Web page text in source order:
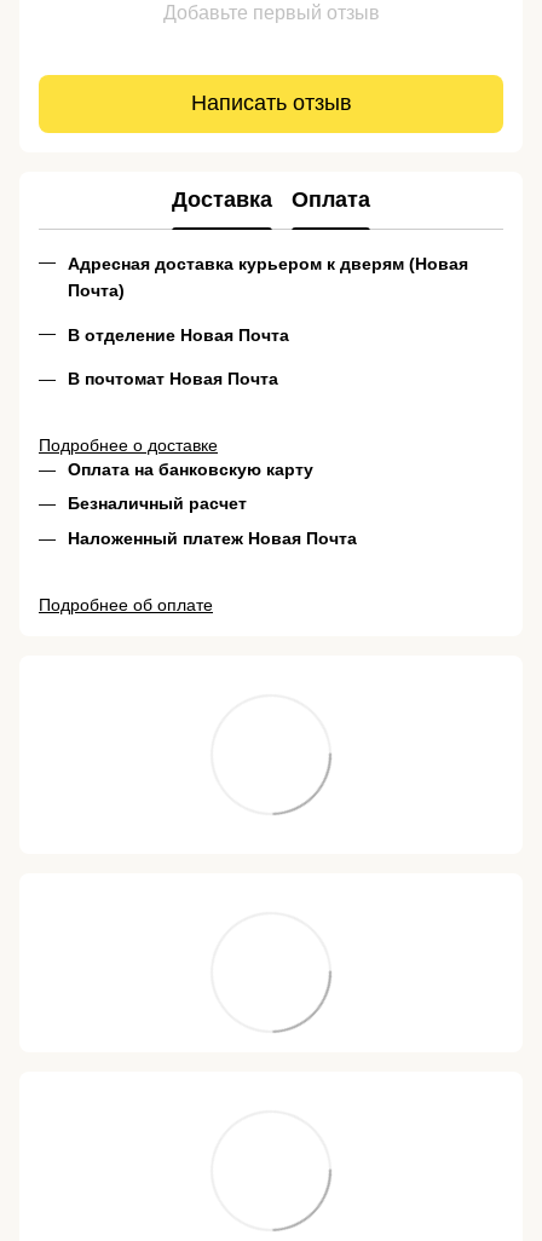
Добавьте первый отзыв
Написать отзыв
Доставка Оплата
Адресная доставка курьером к дверям (Новая
Почта)
В отделение Новая Почта
В почтомат Новая Почта
Подробнее о доставке
Оплата на банковскую карту
Безналичный расчет
Наложенный платеж Новая Почта
Подробнее об оплате